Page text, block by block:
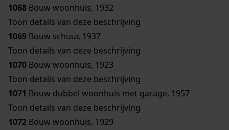
1068 Bouw woonhuis, 1932
Toon details van deze beschrijving
1069 Bouw schuur, 1937
Toon details van deze beschrijving
1070 Bouw woonhuis, 1923
Toon details van deze beschrijving
1071 Bouw dubbel woonhuis met garage, 1957
Toon details van deze beschrijving
1072 Bouw woonhuis, 1929